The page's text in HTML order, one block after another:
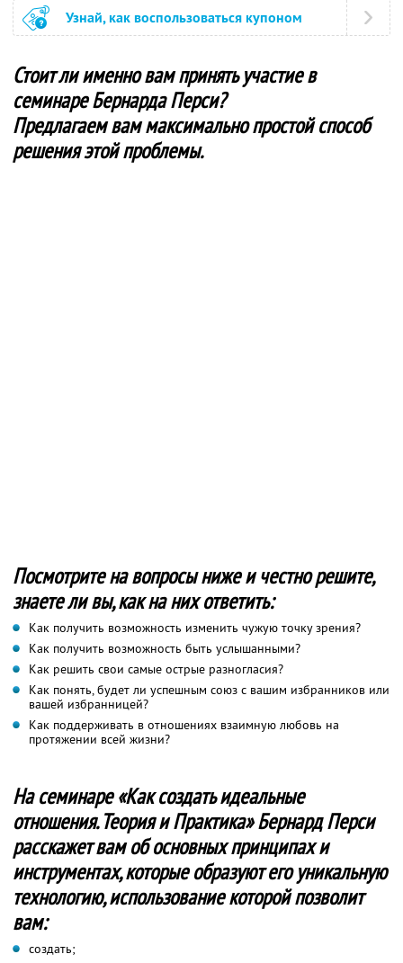
Узнай, как воспользоваться купоном
Стоит ли именно вам принять участие в
семинаре Бернарда Перси?
Предлагаем вам максимально простой способ
решения этой проблемы.
Посмотрите на вопросы ниже и честно решите,
знаете ли вы, как на них ответить:
Как получить возможность изменить чужую точку зрения?
Как получить возможность быть услышанными?
Как решить свои самые острые разногласия?
Как понять, будет ли успешным союз с вашим избранников или
вашей избранницей?
Как поддерживать в отношениях взаимную любовь на
протяжении всей жизни?
На семинаре «Как создать идеальные
отношения. Теория и Практика» Бернард Перси
расскажет вам об основных принципах и
инструментах, которые образуют его уникальную
технологию, использование которой позволит
вам:
создать;